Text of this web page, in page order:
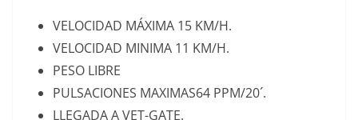
VELOCIDAD MÁXIMA 15 KM/H.
VELOCIDAD MINIMA 11 KM/H.
PESO LIBRE
PULSACIONES MAXIMAS64 PPM/20´.
LLEGADA A VET-GATE.